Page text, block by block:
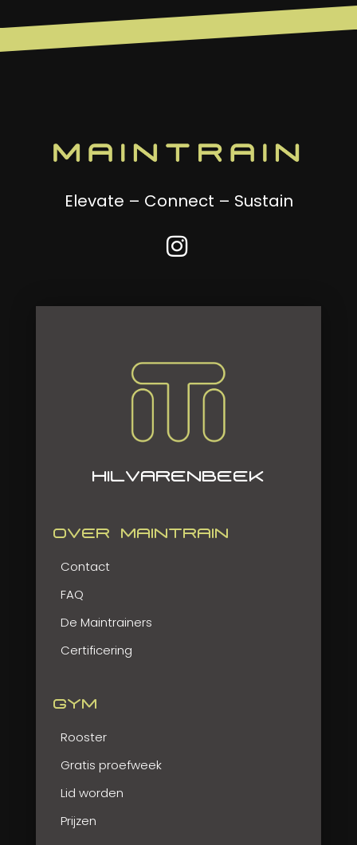
Elevate – Connect – Sustain
HILVARENBEEK
OVER MAINTRAIN
Contact
FAQ
De Maintrainers
Certificering
GYM
Rooster
Gratis proefweek
Lid worden
Prijzen